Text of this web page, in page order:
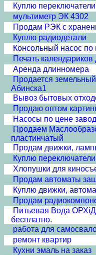
Куплю
мультиметр ЭК 4302
Продам РЭК с
Куплю радиодетали
Консольный насос по
Печать
Аренда длинномера
Продается
Абинска1
Вывоз бытовых
Продаю оптом
Насосы по цене
Продаем
пластинчатый
Продам движки,
Куплю
Хлопушки для
Продам автоматы
Куплю движки,
Продам
Питьевая Вода
бесплатно.
работа для
ремонт квартир
Кухни эмаль на заказ